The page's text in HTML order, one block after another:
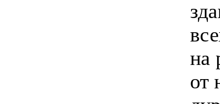
на
от